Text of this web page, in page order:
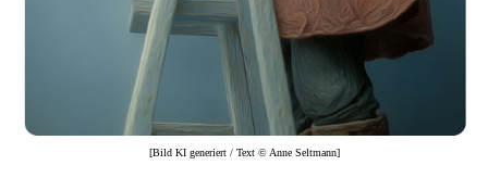
[Bild KI generiert / Text © Anne Seltmann]